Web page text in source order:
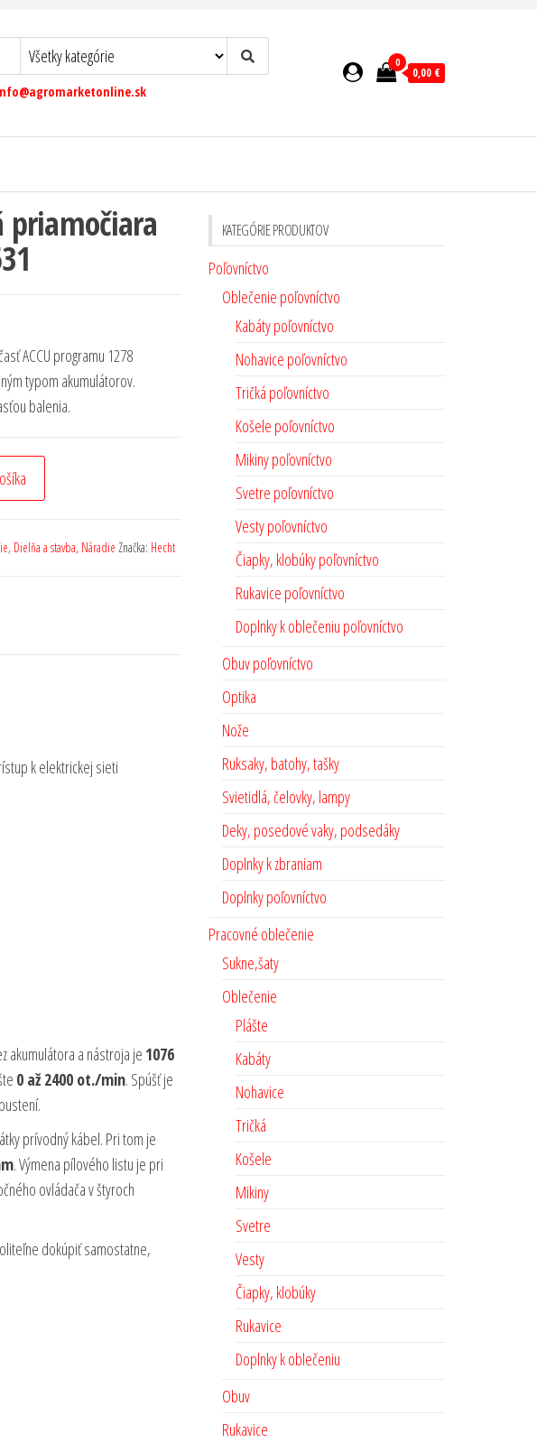
0
0,00 €
ACCU programu 1278
typom akumulátorov.
balenia.
, Dielňa a stavba, Náradie Značka: Hecht
k elektrickej sieti
akumulátora a nástroja je 1076
0 až 2400 ot./min. Spúšť je
prívodný kábel. Pri tom je
. Výmena pílového listu je pri
ovládača v štyroch
dokúpiť samostatne,
KATEGÓRIE PRODUKTOV
Poľovníctvo
Oblečenie poľovníctvo
Kabáty poľovníctvo
Nohavice poľovníctvo
Tričká poľovníctvo
Košele poľovníctvo
Mikiny poľovníctvo
Svetre poľovníctvo
Vesty poľovníctvo
Čiapky, klobúky poľovníctvo
Rukavice poľovníctvo
Doplnky k oblečeniu poľovníctvo
Obuv poľovníctvo
Optika
Nože
Ruksaky, batohy, tašky
Svietidlá, čelovky, lampy
Deky, posedové vaky, podsedáky
Doplnky k zbraniam
Doplnky poľovníctvo
Pracovné oblečenie
Sukne,šaty
Oblečenie
Plášte
Kabáty
Nohavice
Tričká
Košele
Mikiny
Svetre
Vesty
Čiapky, klobúky
Rukavice
Doplnky k oblečeniu
Obuv
Rukavice